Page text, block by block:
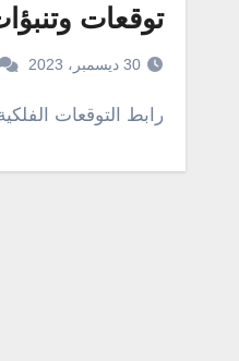
توقعات
30 ديسمبر، 2023
رابط التوقعات